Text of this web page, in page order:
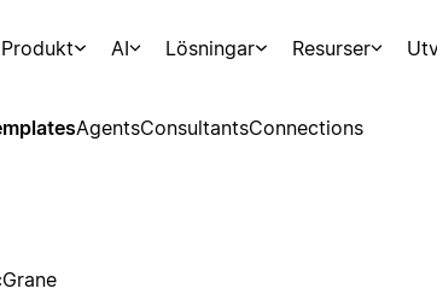
Produkt AI Lösningar Resurser
AgentsConsultantsConnections